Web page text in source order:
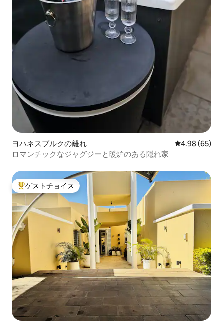
ヨハネスブルクの離れ レビュー65
4.98 (65)
ロマンチックなジャグジーと暖炉のある隠れ家
大好評のゲストチョイスです。
ゲストチョイス